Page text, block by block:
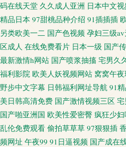
码在线天堂 久久成人亚洲 日本中文
精品日本 97甜桃品种介绍 91插插插
另类欧美一二 国产色视频 孕妇三级
区成人 在线免费看片 日本一级 国产
最新激情h网站 国产喷浆抽搐 宅男久
福利影院 欧美人妖视频网站 窝窝午
野步中文字幕 日韩福利网址导航 91
美日韩高清免费 国产激情视频三区
国产啪亚洲国 欧美性爱密臀 疯狂少
乱伦免费观看 偷拍草草草 97狠狠插
频网址 午夜99 91日逼视频 国产成在